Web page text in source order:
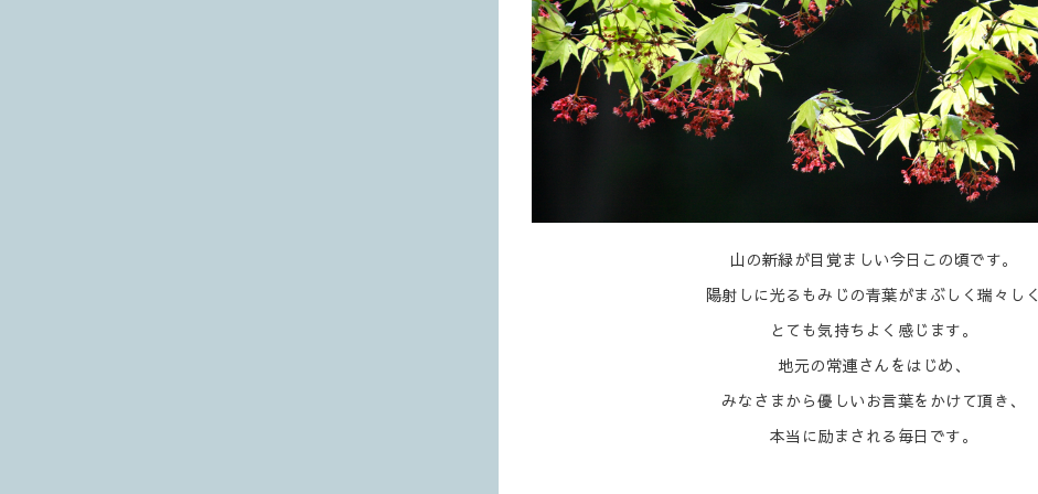
山の新緑が目覚ましい今日この頃です。
陽射しに光るもみじの青葉がまぶしく瑞々しく
とても気持ちよく感じます。
地元の常連さんをはじめ、
みなさまから優しいお言葉をかけて頂き、
本当に励まされる毎日です。